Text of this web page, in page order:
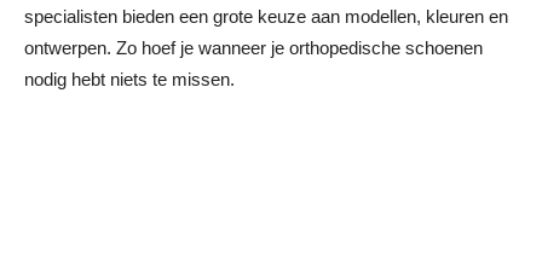
specialisten bieden een grote keuze aan modellen, kleuren en
ontwerpen. Zo hoef je wanneer je orthopedische schoenen
nodig hebt niets te missen.